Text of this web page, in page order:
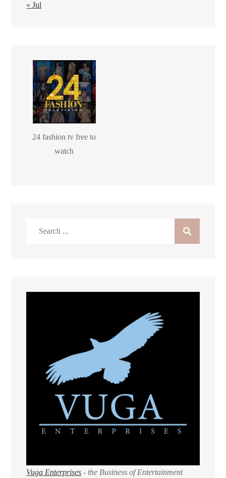
« Jul
24 fashion tv free to
watch
Vuga Enterprises - the Business of Entertainment